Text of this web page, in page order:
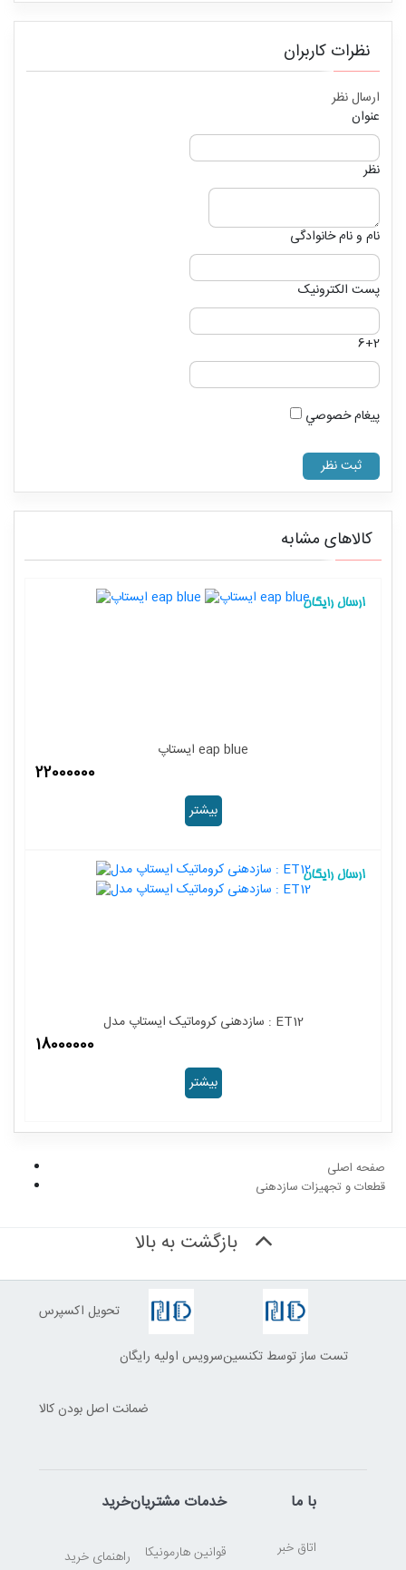
نظرات کاربران
ارسال نظر
عنوان
نظر
نام و نام خانوادگی
پست الکترونیک
6+2
پيغام خصوصي
کالاهای مشابه
ایستاپ eap blue
22000000
بیشتر
سازدهنی کروماتیک ایستاپ مدل : ET12
18000000
بیشتر
صفحه اصلی
قطعات و تجهیزات سازدهنی
بازگشت به بالا
تحویل اکسپرس
سرویس اولیه رایگانتست ساز توسط تکنسین
ضمانت اصل بودن کالا
خرید
راهنمای خرید
خدمات مشتریان
قوانین هارمونیکا
با ما
اتاق خبر